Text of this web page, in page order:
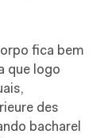
fica bem
que logo
des
bacharel